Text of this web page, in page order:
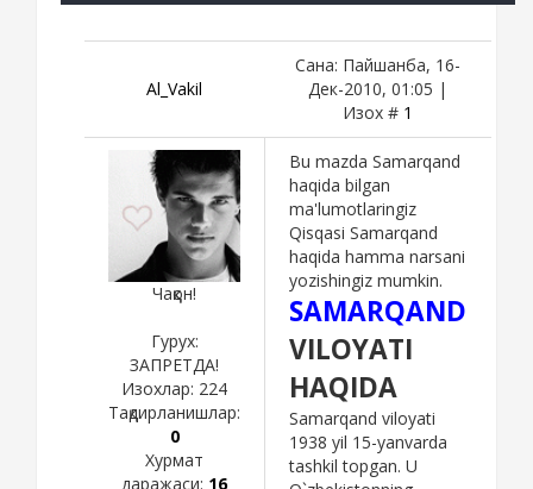
Al_Vakil
Сана: Пайшанба, 16-
Дек-2010, 01:05 |
Изох # 1
Чаққон!
Гурух:
ЗАПРЕТДА!
Изохлар: 224
Тақдирланишлар:
0
Хурмат
даражаси: 16
Bu mazda Samarqand
haqida bilgan
ma'lumotlaringiz
Qisqasi Samarqand
haqida hamma narsani
yozishingiz mumkin.
SAMARQAND
VILOYATI
HAQIDA
Samarqand viloyati
1938 yil 15-yanvarda
tashkil topgan. U